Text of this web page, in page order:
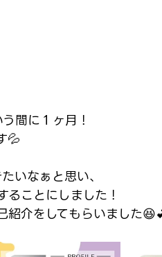
間に１ヶ月！
💦
いなぁと思い、
ことにしました！
紹介をしてもらいました